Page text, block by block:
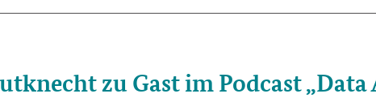
zu Gast im Podcast „Data